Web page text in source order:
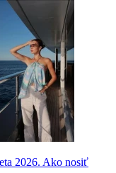
2026. Ako nosiť